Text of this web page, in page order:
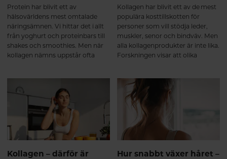
ett långsiktigt stöd för
ledfunktionen⁶. Många upplever
då att kroppen känns: ✔ mer
rörlig ✔ stabilare i lederna ✔
bättre rustad för både träning
och vardagens belastning Det
byggstenar över tid. Varför välja
ett multikollagen? Ett
multikollagen kombinerar
kollagen från flera naturliga källor
och innehåller kollagen typ I, II
och III. Eftersom kollagenet är
hydrolyserat bryts det ner till
mindre peptider som kroppen
Protein har blivit ett av
hälsovärldens mest omtalade
näringsämnen. Vi hittar det i allt
från yoghurt och proteinbars till
shakes och smoothies. Men när
kollagen nämns uppstår ofta
Kollagen har blivit ett av de mest
populära kosttillskotten för
personer som vill stödja leder,
muskler, senor och bindväv. Men
alla kollagenprodukter är inte lika.
Forskningen visar att olika
produkt som kombinerar flera
typer av kollagen kan erbjuda
bredare stöd än ett enskilt
kollagen. För den som vill
bibehålla rörlighet, styrka och en
aktiv livsstil kan valet av kollagen
därför spela stor roll.
Kollagen – därför är
Hur snabbt växer håret –